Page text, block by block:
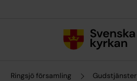
Ringsjö församling Gudstjänster